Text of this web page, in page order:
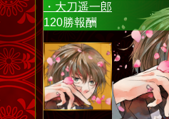
・大刀遥一郎
120勝報酬